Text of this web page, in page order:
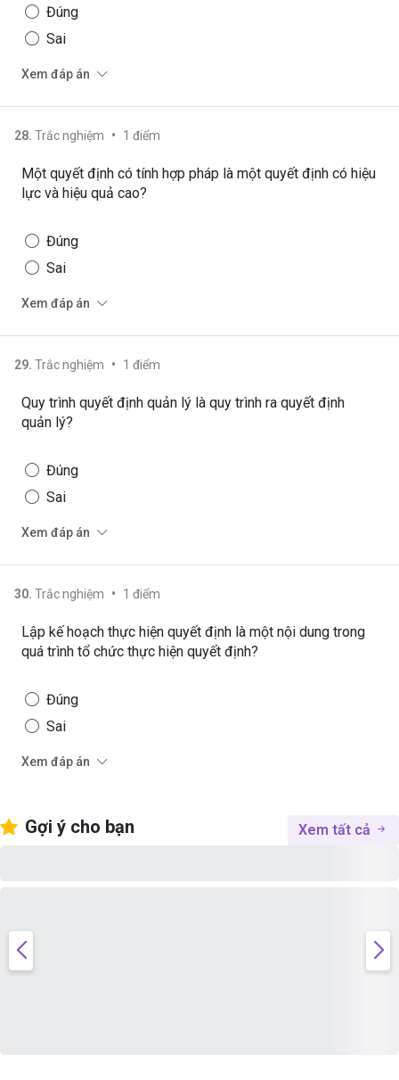
Đúng
Sai
Xem đáp án
28. Trắc nghiệm • 1 điểm
Một quyết định có tính hợp pháp là một quyết định có hiệu
lực và hiệu quả cao?
Đúng
Sai
Xem đáp án
29. Trắc nghiệm • 1 điểm
Quy trình quyết định quản lý là quy trình ra quyết định
quản lý?
Đúng
Sai
Xem đáp án
30. Trắc nghiệm • 1 điểm
Lập kế hoạch thực hiện quyết định là một nội dung trong
quá trình tổ chức thực hiện quyết định?
Đúng
Sai
Xem đáp án
Gợi ý cho bạn Xem tất cả